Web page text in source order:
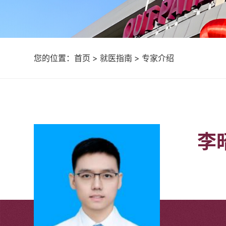
您的位置：首页 > 就医指南 > 专家介绍
李